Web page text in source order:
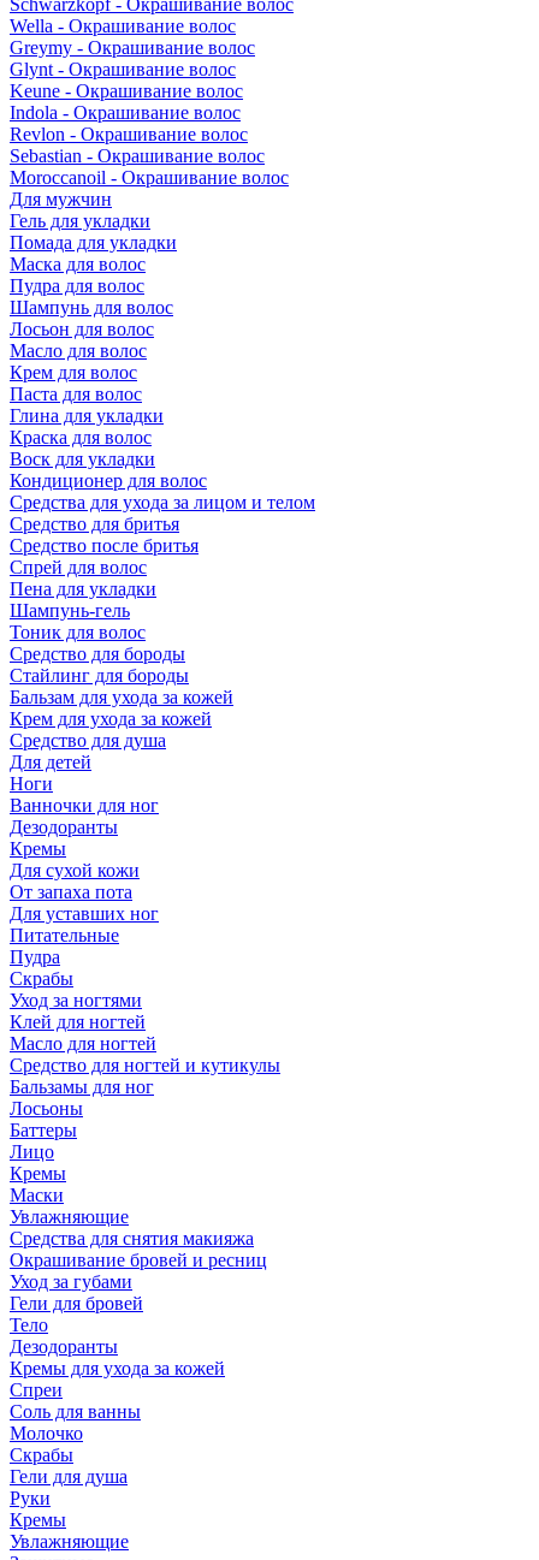
Schwarzkopf - Окрашивание волос
Wella - Окрашивание волос
Greymy - Окрашивание волос
Glynt - Окрашивание волос
Keune - Окрашивание волос
Indola - Окрашивание волос
Revlon - Окрашивание волос
Sebastian - Окрашивание волос
Moroccanoil - Окрашивание волос
Для мужчин
Гель для укладки
Помада для укладки
Маска для волос
Пудра для волос
Шампунь для волос
Лосьон для волос
Масло для волос
Крем для волос
Паста для волос
Глина для укладки
Краска для волос
Воск для укладки
Кондиционер для волос
Средства для ухода за лицом и телом
Средство для бритья
Средство после бритья
Спрей для волос
Пена для укладки
Шампунь-гель
Тоник для волос
Средство для бороды
Стайлинг для бороды
Бальзам для ухода за кожей
Крем для ухода за кожей
Средство для душа
Для детей
Ноги
Ванночки для ног
Дезодоранты
Кремы
Для сухой кожи
От запаха пота
Для уставших ног
Питательные
Пудра
Скрабы
Уход за ногтями
Клей для ногтей
Масло для ногтей
Средство для ногтей и кутикулы
Бальзамы для ног
Лосьоны
Баттеры
Лицо
Кремы
Маски
Увлажняющие
Средства для снятия макияжа
Окрашивание бровей и ресниц
Уход за губами
Гели для бровей
Тело
Дезодоранты
Кремы для ухода за кожей
Спреи
Соль для ванны
Молочко
Скрабы
Гели для душа
Руки
Кремы
Увлажняющие